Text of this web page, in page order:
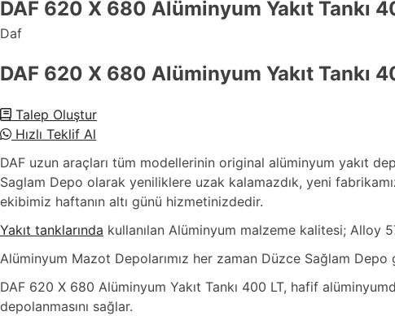
DAF 620 X 680 Alüminyum Yakıt Tankı
Daf
DAF 620 X 680 Alüminyum Yakıt Tankı
Talep Oluştur
Hızlı Teklif Al
DAF uzun araçları tüm modellerinin original alüminyum yakıt
Saglam Depo olarak yeniliklere uzak kalamazdık, yeni
ekibimiz haftanın altı günü hizmetinizdedir.
Yakıt tanklarında kullanılan Alüminyum malzeme kalitesi; Alloy
Alüminyum Mazot Depolarımız her zaman Düzce Sağlam Depo
DAF 620 X 680 Alüminyum Yakıt Tankı 400 LT, hafif
depolanmasını sağlar.